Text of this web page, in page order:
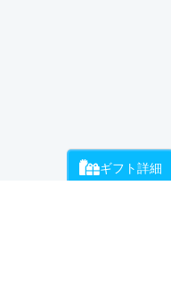
ギフト詳細